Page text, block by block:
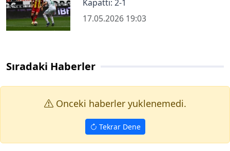
Kapattı: 2-1
17.05.2026 19:03
Sıradaki Haberler
Onceki haberler yuklenemedi.
Tekrar Dene